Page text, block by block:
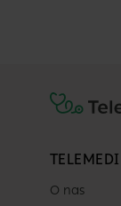
TELEMEDI
O nas